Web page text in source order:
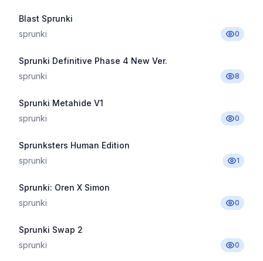
Blast Sprunki
sprunki
0
Sprunki Definitive Phase 4 New Ver.
sprunki
8
Sprunki Metahide V1
sprunki
0
Sprunksters Human Edition
sprunki
1
Sprunki: Oren X Simon
sprunki
0
Sprunki Swap 2
sprunki
0